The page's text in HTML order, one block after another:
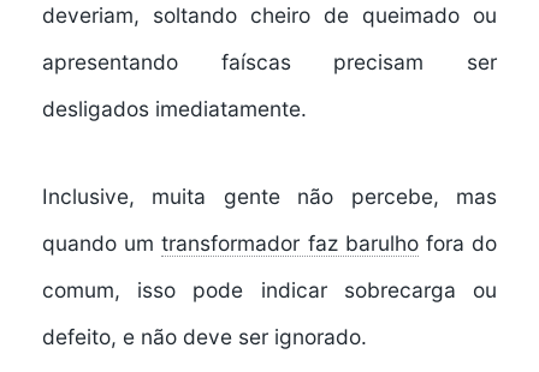
deveriam, soltando cheiro de queimado ou
apresentando faíscas precisam ser
desligados imediatamente.
Inclusive, muita gente não percebe, mas
quando umtransformador faz barulhofora do
comum, isso pode indicar sobrecarga ou
defeito, e não deve ser ignorado.